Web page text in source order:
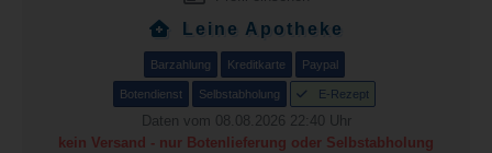
Leine Apotheke
Barzahlung Kreditkarte Paypal
Botendienst Selbstabholung E-Rezept
Daten vom 08.08.2026 22:40 Uhr
kein Versand - nur Botenlieferung oder Selbstabholung